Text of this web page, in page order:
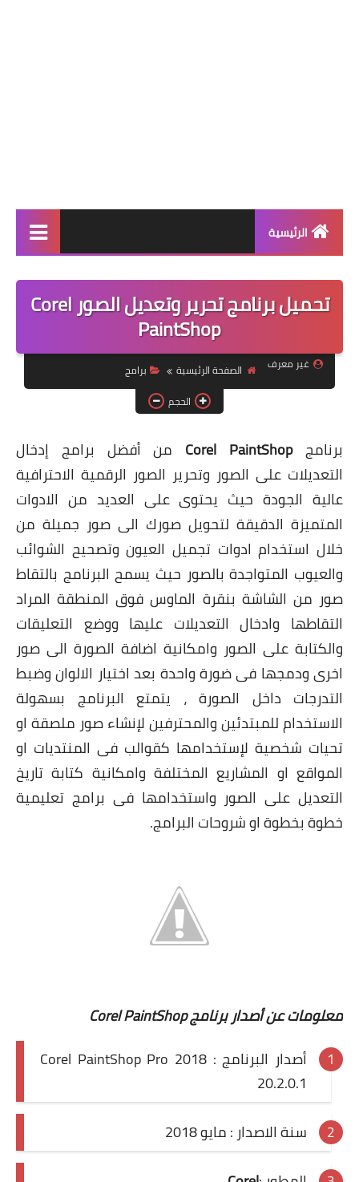
الرئيسية
ويندوز 11
ويندوز 10
ويندوز 8.1
ويندوز 7
اندرويد
ايفون
العاب
مراجعات
الربح من الانترنت
الحماية
تحميل برنامج تحرير وتعديل الصور Corel
PaintShop
غير معرف الصفحة الرئيسية
برامج
الحجم
برنامجCorel PaintShop من أفضل برامج إدخال
التعديلات على الصور وتحرير الصور الرقمية الاحترافية
عالية الجودة حيث يحتوى على العديد من الادوات
المتميزة الدقيقة لتحويل صورك الى صور جميلة من
خلال استخدام ادوات تجميل العيون وتصحيح الشوائب
والعيوب المتواجدة بالصور حيث يسمح البرنامج بالتقاط
صور من الشاشة بنقرة الماوس فوق المنطقة المراد
التقاطها وادخال التعديلات عليها ووضع التعليقات
والكتابة على الصور وامكانية اضافة الصورة الى صور
اخرى ودمجها فى ضورة واحدة بعد اختيار الالوان وضبط
التدرجات داخل الصورة ، يتمتع البرنامج بسهولة
الاستخدام للمبتدئين والمحترفين لإنشاء صور ملصقة او
تحيات شخصية لإستخدامها كقوالب فى المنتديات او
المواقع او المشاريع المختلفة وامكانية كتابة تاريخ
التعديل على الصور واستخدامها فى برامج تعليمية
خطوة بخطوة او شروحات البرامج.
معلومات عن أصدار برنامج Corel PaintShop
أصدار البرنامج : Corel PaintShop Pro 2018
20.2.0.1
سنة الاصدار : مايو 2018